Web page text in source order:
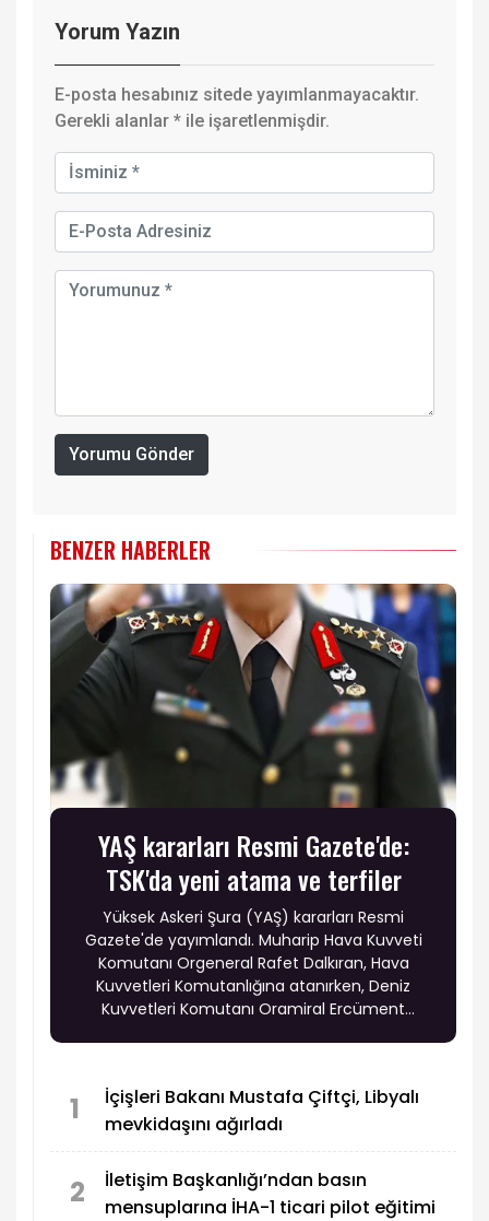
Yorum Yazın
E-posta hesabınız sitede yayımlanmayacaktır.
Gerekli alanlar * ile işaretlenmişdir.
Yorumu Gönder
BENZER HABERLER
YAŞ kararları Resmi Gazete'de:
TSK'da yeni atama ve terfiler
Yüksek Askeri Şura (YAŞ) kararları Resmi
Gazete'de yayımlandı. Muharip Hava Kuvveti
Komutanı Orgeneral Rafet Dalkıran, Hava
Kuvvetleri Komutanlığına atanırken, Deniz
Kuvvetleri Komutanı Oramiral Ercüment
1
İçişleri Bakanı Mustafa Çiftçi, Libyalı
mevkidaşını ağırladı
2
İletişim Başkanlığı’ndan basın
mensuplarına İHA-1 ticari pilot eğitimi